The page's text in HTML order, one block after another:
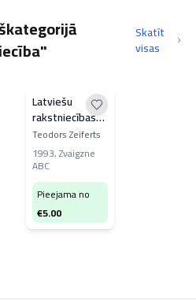
Skatīt
visas
Latviešu
rakstniecības
vēsture
Teodors Zeiferts
1993,Zvaigzne
ABC
Pieejama no
€5.00